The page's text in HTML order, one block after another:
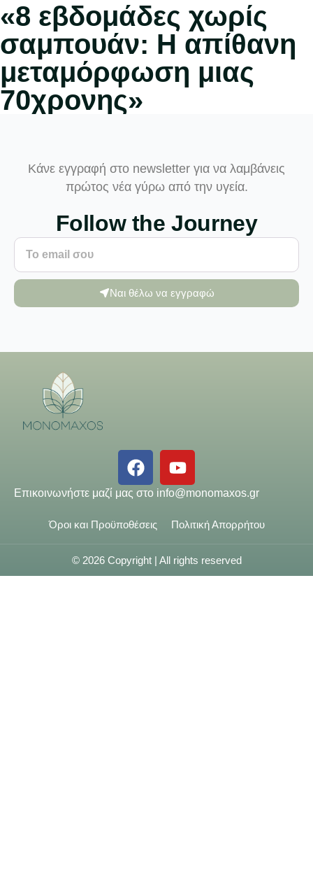
«8 εβδομάδες χωρίς
σαμπουάν: Η απίθανη
μεταμόρφωση μιας
70χρονης»
Κάνε εγγραφή στο newsletter για να λαμβάνεις
πρώτος νέα γύρω από την υγεία.
Follow the Journey
Ναι θέλω να εγγραφώ
Επικοινωνήστε μαζί μας στο info@monomaxos.gr
Όροι και Προϋποθέσεις Πολιτική Απορρήτου
© 2026 Copyright | All rights reserved